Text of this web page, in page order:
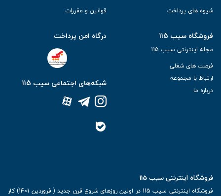
شیوه های پرداخت
قوانین و مقررات
فروشگاه سیب 115
مجله اینترنتی سیب 115
فرصت های شغلی
ارتباط با مجموعه
درباره ما
درگاه امن پرداخت
شبکه‌های اجتماعی سیب 115
فروشگاه اینترنتی سیب 115
فروشگاه اینترنتی سیب 115 در اولین روزهای شروع قرن جدید ( فروردین 1401) کار